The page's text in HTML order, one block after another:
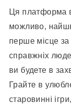
Ця платформа
можливо,
перше місце за
справжніх
ви будете в
Грайте в
старовинні